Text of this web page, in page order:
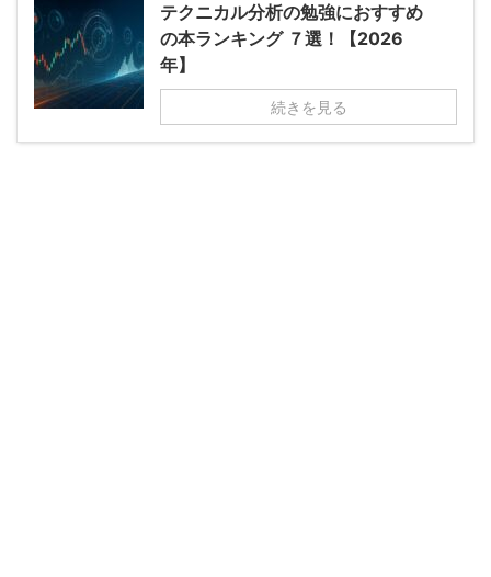
テクニカル分析の勉強におすすめ
の本ランキング ７選！【2026
年】
続きを見る